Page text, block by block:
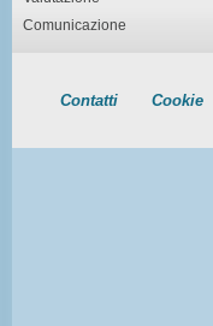
Comunicazione
Contatti Cookie